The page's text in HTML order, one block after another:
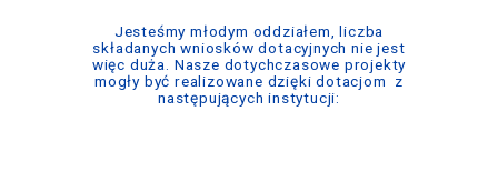
Jesteśmy młodym oddziałem, liczba
składanych wniosków dotacyjnych nie jest
więc duża. Nasze dotychczasowe projekty
mogły być realizowane dzięki dotacjom z
następujących instytucji: